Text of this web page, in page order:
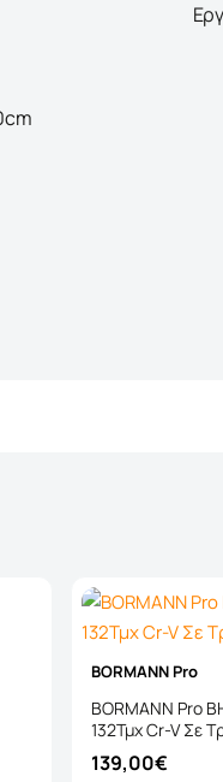
BORMANN Pro
BORMANN Pro
132Τμχ Cr-V Σε
139,00€